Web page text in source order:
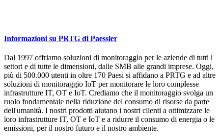
Informazioni su PRTG di Paessler
Dal 1997 offriamo soluzioni di monitoraggio per le aziende di tutti i
settori e di tutte le dimensioni, dalle SMB alle grandi imprese. Oggi,
più di 500.000 utenti in oltre 170 Paesi si affidano a PRTG e ad altre
soluzioni di monitoraggio IoT per monitorare le loro complesse
infrastrutture IT, OT e IoT. Crediamo che il monitoraggio svolga un
ruolo fondamentale nella riduzione del consumo di risorse da parte
dell'umanità. I nostri prodotti aiutano i nostri clienti a ottimizzare le
loro infrastrutture IT, OT e IoT e a ridurre il consumo di energia o le
emissioni, per il nostro futuro e il nostro ambiente.